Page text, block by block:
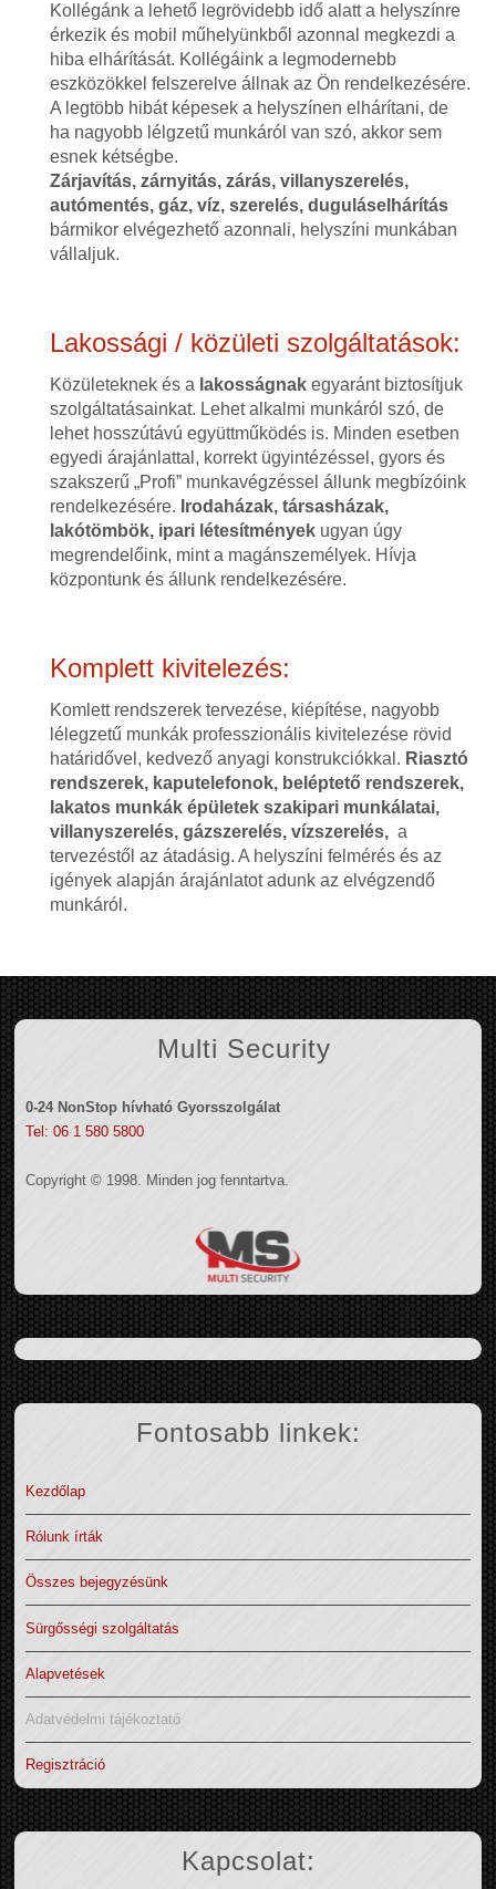
Kollégánk a lehető legrövidebb idő alatt a helyszínre
érkezik és mobil műhelyünkből azonnal megkezdi a
hiba elhárítását. Kollégáink a legmodernebb
eszközökkel felszerelve állnak az Ön rendelkezésére.
A legtöbb hibát képesek a helyszínen elhárítani, de
ha nagyobb lélgzetű munkáról van szó, akkor sem
esnek kétségbe.
Zárjavítás, zárnyitás, zárás, villanyszerelés,
autómentés, gáz, víz, szerelés, duguláselhárítás
bármikor elvégezhető azonnali, helyszíni munkában
vállaljuk.
Lakossági / közületi szolgáltatások:
Közületeknek és a lakosságnakegyaránt biztosítjuk
szolgáltatásainkat. Lehet alkalmi munkáról szó, de
lehet hosszútávú együttműködés is. Minden esetben
egyedi árajánlattal, korrekt ügyintézéssel, gyors és
szakszerű „Profi” munkavégzéssel állunk megbízóink
rendelkezésére. Irodaházak, társasházak,
lakótömbök, ipari létesítményekugyan úgy
megrendelőink, mint a magánszemélyek. Hívja
központunk és állunk rendelkezésére.
Komplett kivitelezés:
Komlett rendszerek tervezése, kiépítése, nagyobb
lélegzetű munkák professzionális kivitelezése rövid
határidővel, kedvező anyagi konstrukciókkal. Riasztó
rendszerek, kaputelefonok, beléptető rendszerek,
lakatos munkák épületek szakipari munkálatai,
villanyszerelés, gázszerelés, vízszerelés,a
tervezéstől az átadásig. A helyszíni felmérés és az
igények alapján árajánlatot adunk az elvégzendő
munkáról.
Multi Security
0-24 NonStop hívható Gyorsszolgálat
Tel: 06 1 580 5800
Copyright © 1998. Minden jog fenntartva.
Fontosabb linkek:
Kezdőlap
Rólunk írták
Összes bejegyzésünk
Sürgősségi szolgáltatás
Alapvetések
Adatvédelmi tájékoztató
Regisztráció
Kapcsolat: